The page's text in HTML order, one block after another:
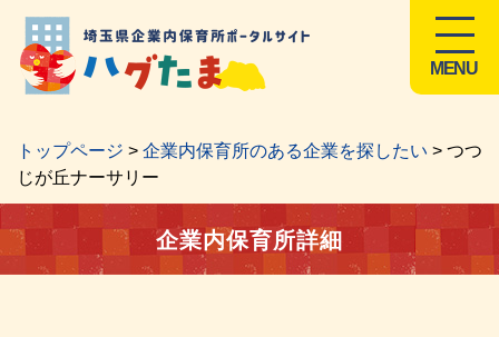
MENU
トップページ > 企業内保育所のある企業を探したい > つつ
じが丘ナーサリー
企業内保育所詳細